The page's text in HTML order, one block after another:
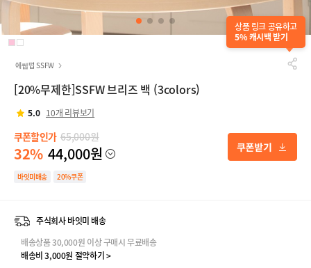
상품 링크 공유하고
5% 캐시백 받기
에쎕떱 SSFW
[20%무제한]SSFW 브리즈 백 (3colors)
5.0 10개 리뷰보기
쿠폰할인가 65,000원
32% 44,000원
바잇미배송 20%쿠폰
주식회사 바잇미 배송
배송상품 30,000원 이상 구매시 무료배송
배송비 3,000원 절약하기 >